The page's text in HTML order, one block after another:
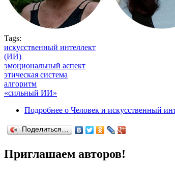
Tags:
искусственный интеллект
(ИИ)
эмоциональный аспект
этическая система
алгоритм
«сильный ИИ»
Подробнее о Человек и искусственный
Поделиться…
Приглашаем авторов!